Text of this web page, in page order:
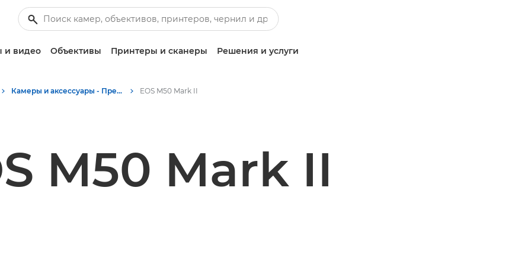
и видео Объективы Принтеры и сканеры Решения и услуги
Камеры и аксессуары - Пресс-центр Canon EOS M50 Mark II
M50 Mark II